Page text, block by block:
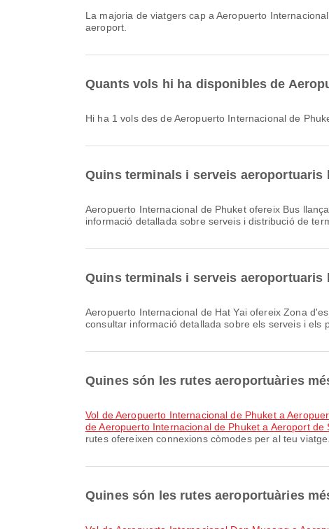
La majoria de viatgers cap a Aeropuerto
aeroport.
Quants vols hi ha disponibles de
Hi ha 1 vols des de Aeropuerto Internacional de
Quins terminals i serveis
Aeropuerto Internacional de Phuket ofereix Bus llançadora, Cadira de rodes, Saló i moltes altres comoditats per millorar la teva experiència de viatge. Pots consultar
informació detallada sobre serveis i distribució de
Quins terminals i serveis aeroportuaris
Aeropuerto Internacional de Hat Yai ofereix Zona d'espera, Saló, Botiga lliure d'impostos i moltes altres comoditats per millorar la teva experiència de viatge. Pots
consultar informació detallada sobre els serveis i els
Quines són les rutes aeroportuàries
vol de Aeropuerto Internacional de Phuket a
de Aeropuerto Internacional de Phuket a Aeroport de
rutes ofereixen connexions còmodes per al teu viatge.
Quines són les rutes aeroportuàries